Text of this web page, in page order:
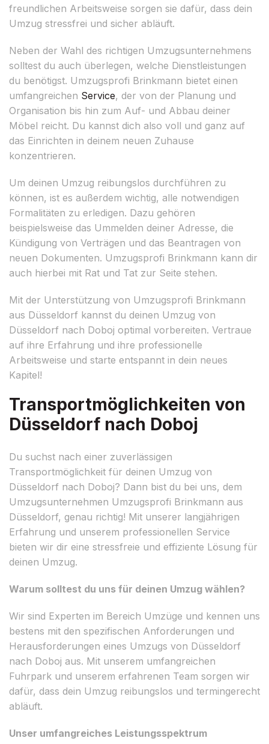
freundlichen Arbeitsweise sorgen sie dafür, dass dein
Umzug stressfrei und sicher abläuft.
Neben der Wahl des richtigen Umzugsunternehmens
solltest du auch überlegen, welche Dienstleistungen
du benötigst. Umzugsprofi Brinkmann bietet einen
umfangreichen Service, der von der Planung und
Organisation bis hin zum Auf- und Abbau deiner
Möbel reicht. Du kannst dich also voll und ganz auf
das Einrichten in deinem neuen Zuhause
konzentrieren.
Um deinen Umzug reibungslos durchführen zu
können, ist es außerdem wichtig, alle notwendigen
Formalitäten zu erledigen. Dazu gehören
beispielsweise das Ummelden deiner Adresse, die
Kündigung von Verträgen und das Beantragen von
neuen Dokumenten. Umzugsprofi Brinkmann kann dir
auch hierbei mit Rat und Tat zur Seite stehen.
Mit der Unterstützung von Umzugsprofi Brinkmann
aus Düsseldorf kannst du deinen Umzug von
Düsseldorf nach Doboj optimal vorbereiten. Vertraue
auf ihre Erfahrung und ihre professionelle
Arbeitsweise und starte entspannt in dein neues
Kapitel!
Transportmöglichkeiten von
Düsseldorf nach Doboj
Du suchst nach einer zuverlässigen
Transportmöglichkeit für deinen Umzug von
Düsseldorf nach Doboj? Dann bist du bei uns, dem
Umzugsunternehmen Umzugsprofi Brinkmann aus
Düsseldorf, genau richtig! Mit unserer langjährigen
Erfahrung und unserem professionellen Service
bieten wir dir eine stressfreie und effiziente Lösung für
deinen Umzug.
Warum solltest du uns für deinen Umzug wählen?
Wir sind Experten im Bereich Umzüge und kennen uns
bestens mit den spezifischen Anforderungen und
Herausforderungen eines Umzugs von Düsseldorf
nach Doboj aus. Mit unserem umfangreichen
Fuhrpark und unserem erfahrenen Team sorgen wir
dafür, dass dein Umzug reibungslos und termingerecht
abläuft.
Unser umfangreiches Leistungsspektrum